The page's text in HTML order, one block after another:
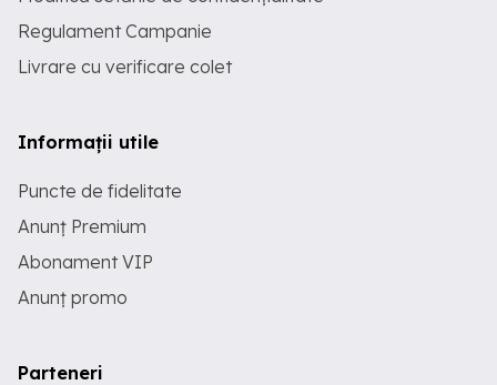
Regulament Campanie
Livrare cu verificare colet
Informații utile
Puncte de fidelitate
Anunț Premium
Abonament VIP
Anunț promo
Parteneri